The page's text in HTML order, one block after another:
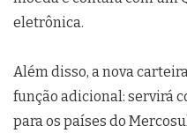
eletrônica.
Além disso, a nova
função adicional: servirá
para os países do